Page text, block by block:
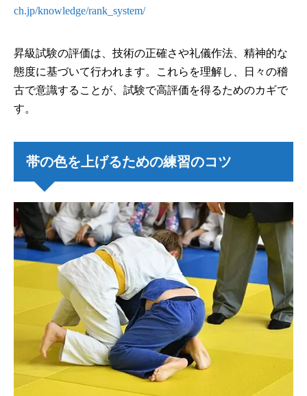
ch.jp/knowledge/rank_system/
昇級試験の評価は、技術の正確さや礼儀作法、精神的な
態度に基づいて行われます。これらを理解し、日々の稽
古で意識することが、試験で高評価を得るためのカギで
す。
帯の色を上げるための練習のコツ